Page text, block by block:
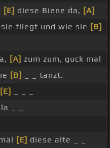
[E] diese Biene da, [A]
sie fliegt und wie sie [B]
[A] zum zum, guck mal
[B]
_ _ tanzt.
[E]
_ _
[E] diese alte _ _